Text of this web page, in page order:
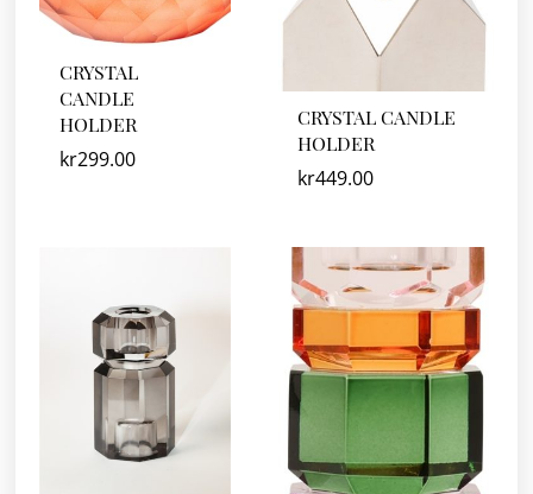
CRYSTAL
CANDLE
HOLDER
kr299.00
CRYSTAL CANDLE
HOLDER
kr449.00